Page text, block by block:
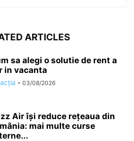
ARTICLES
sa alegi o solutie de rent a
in vacanta
- 03/08/2026
Air își reduce rețeaua din
mai multe curse